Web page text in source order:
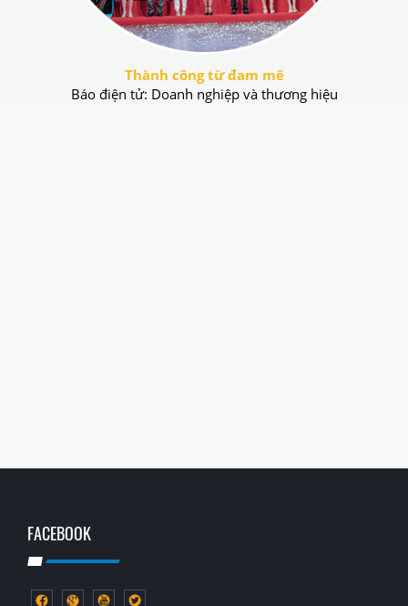
Thành công từ đam mê
Báo điện tử: Doanh nghiệp và thương hiệu
FACEBOOK